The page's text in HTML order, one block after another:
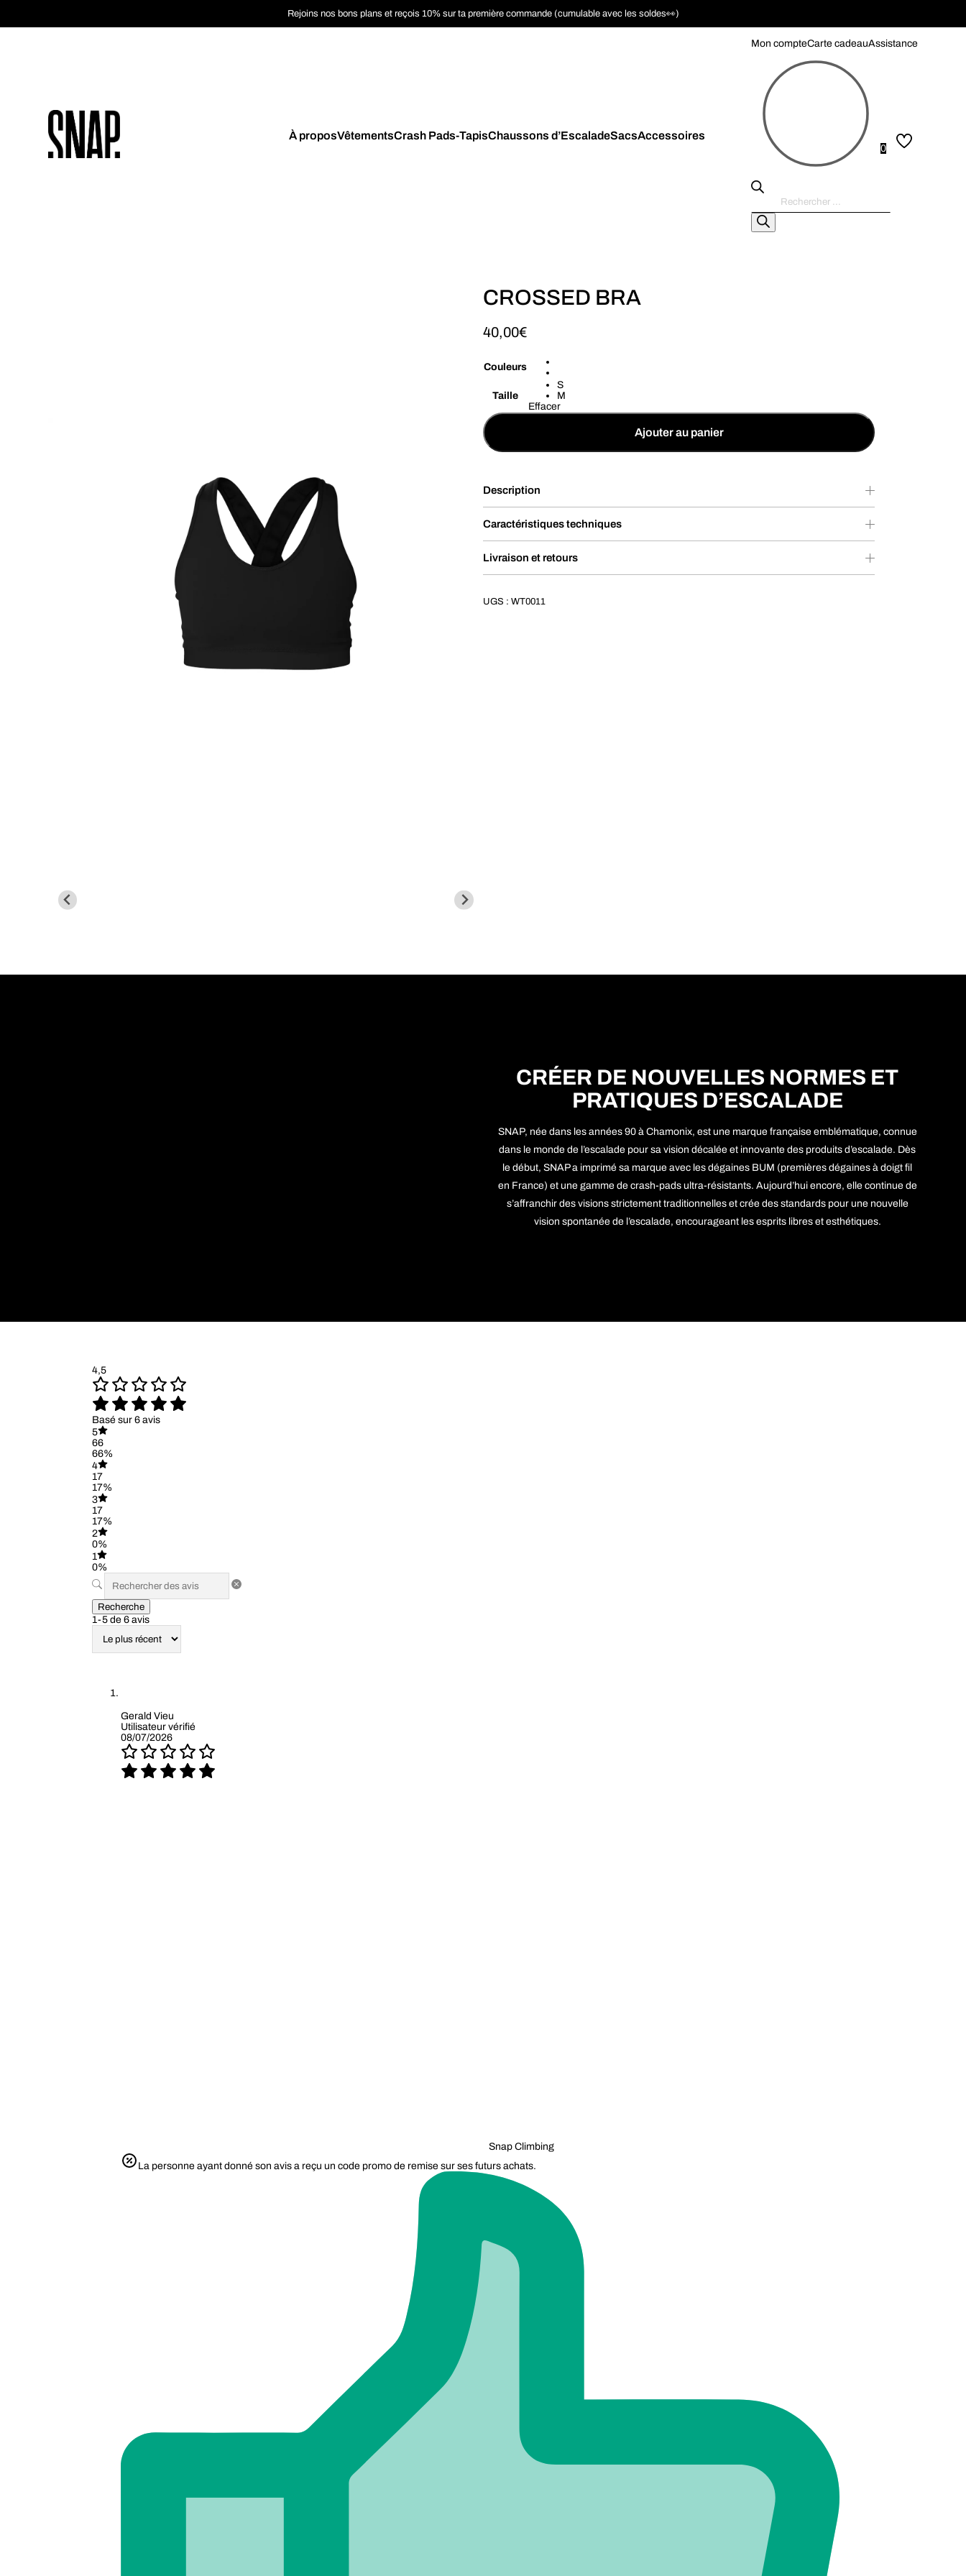
Rejoins nos bons plans et reçois 10% sur ta première commande (cumulable avec les soldes👀)
À proposVêtementsCrash Pads-TapisChaussons d’EscaladeSacsAccessoires
Mon compteCarte cadeauAssistance
Recherche
de
produits
0
CROSSED BRA
40,00€
Couleurs
Taille
S
M
Effacer
Ajouter au panier
Description
Caractéristiques techniques
Livraison et retours
UGS :WT0011
CRÉER DE NOUVELLES NORMES ET
PRATIQUES D’ESCALADE
SNAP, née dans les années 90 à Chamonix, est une marque française emblématique, connue
dans le monde de l’escalade pour sa vision décalée et innovante des produits d’escalade. Dès
le début, SNAP a imprimé sa marque avec les dégaines BUM (premières dégaines à doigt fil
en France) et une gamme de crash-pads ultra-résistants. Aujourd’hui encore, elle continue de
s’affranchir des visions strictement traditionnelles et crée des standards pour une nouvelle
vision spontanée de l’escalade, encourageant les esprits libres et esthétiques.
4,5
Basé sur 6 avis
5
66
66%
4
17
17%
3
17
17%
2
0%
1
0%
Recherche
1-5 de 6 avis
Gerald Vieu
Utilisateur vérifié
08/07/2026
Snap Climbing
La personne ayant donné son avis a reçu un code promo de remise sur ses futurs achats.